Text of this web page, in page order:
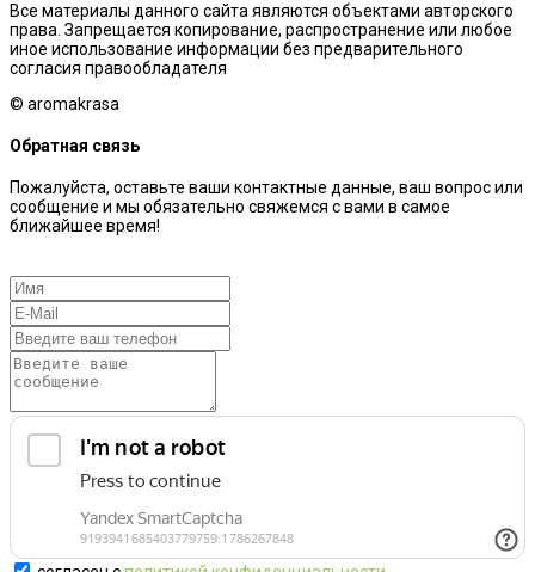
Все материалы данного сайта являются объектами авторского
права. Запрещается копирование, распространение или любое
иное использование информации без предварительного
согласия правообладателя
© aromakrasa
Обратная связь
Пожалуйста, оставьте ваши контактные данные, ваш вопрос или
сообщение и мы обязательно свяжемся с вами в самое
ближайшее время!